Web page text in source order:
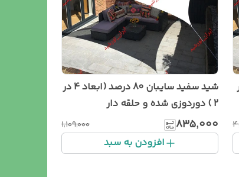
6 در
شید سفید سایبان 80 درصد (ابعاد 4 در
2 ) دوردوزی شده و حلقه دار
۸۳۵٬۰۰۰ ۱٬۱۰۹٬۰۰۰
افزودن به سبد